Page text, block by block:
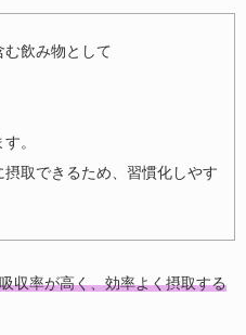
む飲み物として
。
取できるため、習慣化しやす
収率が高く、効率よく摂取する